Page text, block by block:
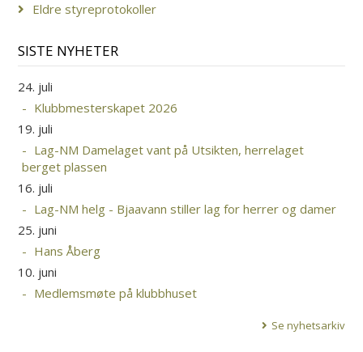
Eldre styreprotokoller
SISTE NYHETER
24. juli
Klubbmesterskapet 2026
19. juli
Lag-NM Damelaget vant på Utsikten, herrelaget
berget plassen
16. juli
Lag-NM helg - Bjaavann stiller lag for herrer og damer
25. juni
Hans Åberg
10. juni
Medlemsmøte på klubbhuset
Se nyhetsarkiv